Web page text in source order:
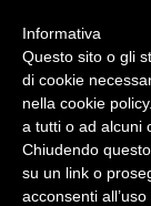
Informativa
Questo sito o gli
di cookie
nella cookie
a tutti o ad alcuni
Chiudendo
su un link o
acconsenti all’uso